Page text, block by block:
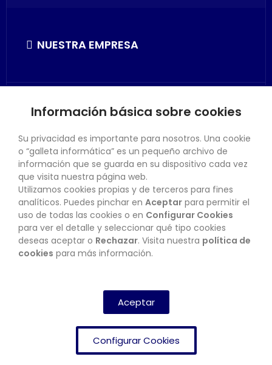
NUESTRA EMPRESA
SU CUENTA
CONTACTO
BOLETÍN
Información básica sobre cookies
Su privacidad es importante para nosotros. Una cookie
o “galleta informática” es un pequeño archivo de
información que se guarda en su dispositivo cada vez
que visita nuestra página web.
Utilizamos cookies propias y de terceros para fines
analíticos. Puedes pinchar en Aceptar para permitir el
uso de todas las cookies o en Configurar Cookies
para ver el detalle y seleccionar qué tipo cookies
deseas aceptar o Rechazar. Visita nuestra política de
cookies para más información.
Aceptar
Configurar Cookies